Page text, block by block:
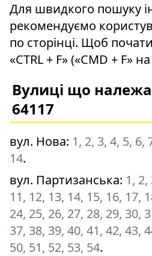
Для швидкого пошуку
рекомендуємо
по сторінці. Щоб
«CTRL + F» («CMD + F»
Вулиці що
64117
вул. Нова: 1, 2, 3, 4, 5, 6,
14.
вул. Партизанська: 1, 2,
11, 12, 13, 14, 15, 16, 17,
24, 25, 26, 27, 28, 29, 30,
37, 38, 39, 40, 41, 42, 43,
50, 51, 52, 53, 54.